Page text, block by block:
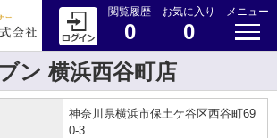
閲覧履歴
0
お気に入り
0
メニュー
ン 横浜西谷町店
神奈川県横浜市保土ケ谷区西谷町69
0-3